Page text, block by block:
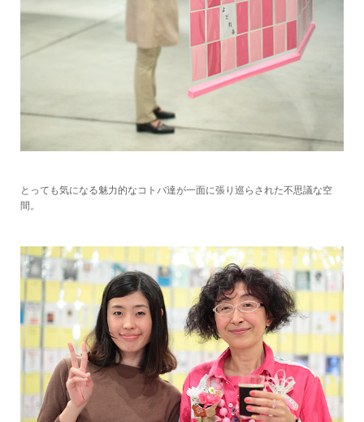
とっても気になる魅力的なコトバ達が一面に張り巡らされた不思議な空
間。